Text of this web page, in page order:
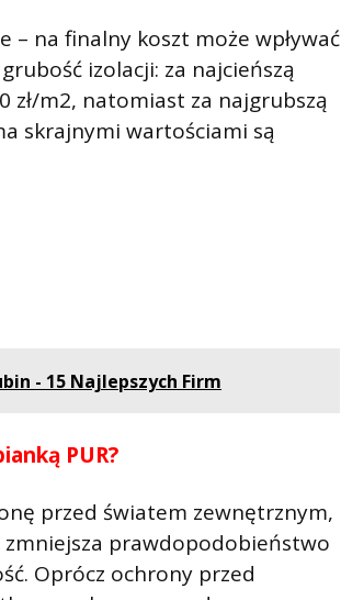
– na finalny koszt może wpływać
izolacji: za najcieńszą
zł/m2, natomiast za najgrubszą
skrajnymi wartościami są
- 15 Najlepszych Firm
PUR?
przed światem zewnętrznym,
prawdopodobieństwo
Oprócz ochrony przed